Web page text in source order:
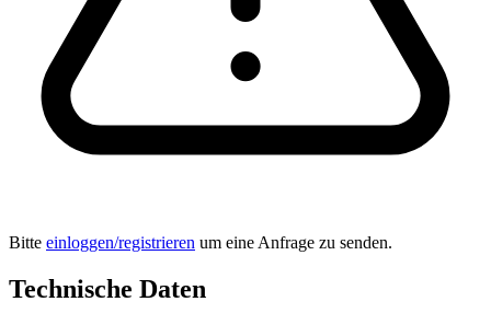
Bitte einloggen/registrieren um eine Anfrage zu senden.
Technische Daten